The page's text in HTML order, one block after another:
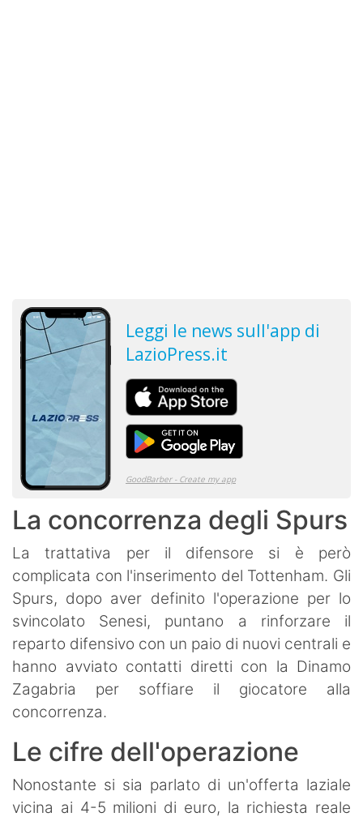
La concorrenza degli Spurs
La trattativa per il difensore si è però
complicata con l'inserimento del Tottenham. Gli
Spurs, dopo aver definito l'operazione per lo
svincolato Senesi, puntano a rinforzare il
reparto difensivo con un paio di nuovi centrali e
hanno avviato contatti diretti con la Dinamo
Zagabria per soffiare il giocatore alla
concorrenza.
Le cifre dell'operazione
Nonostante si sia parlato di un'offerta laziale
vicina ai 4-5 milioni di euro, la richiesta reale